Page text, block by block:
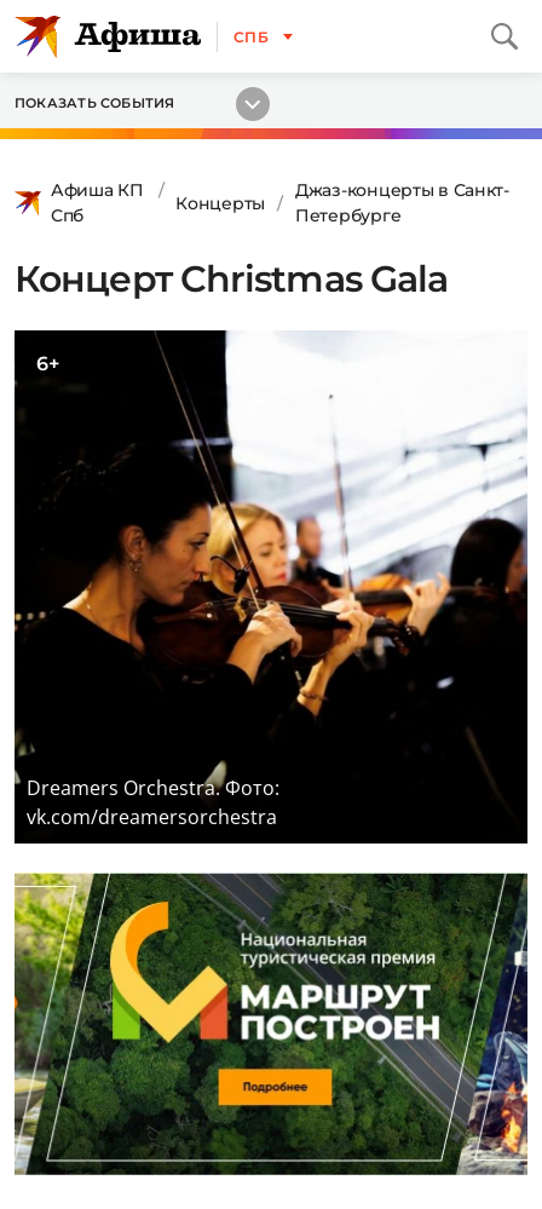
СПБ
ПОКАЗАТЬ СОБЫТИЯ
Афиша КП
Спб
Концерты
Джаз-концерты в Санкт-
Петербурге
Концерт Christmas Gala
6+
Dreamers Orchestra. Фото:
vk.com/dreamersorchestra